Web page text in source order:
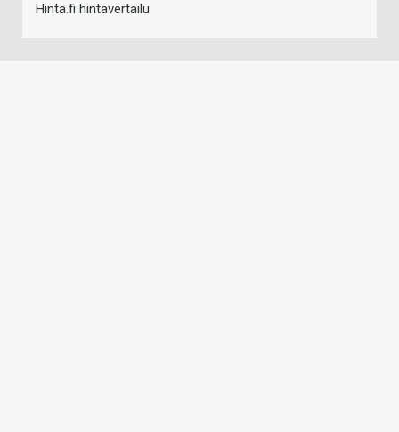
Hinta.fi hintavertailu